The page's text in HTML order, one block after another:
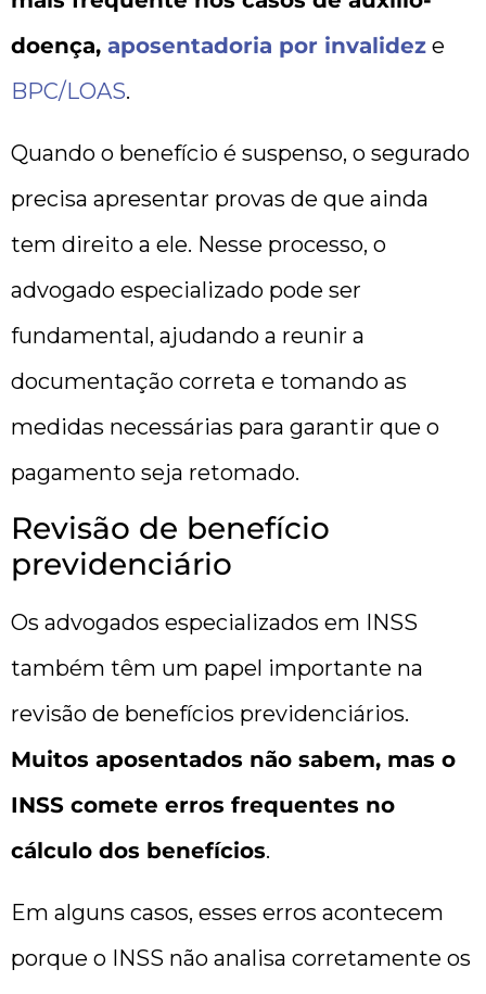
doença, aposentadoria por invalidez e
BPC/LOAS.
Quando o benefício é suspenso, o segurado
precisa apresentar provas de que ainda
tem direito a ele. Nesse processo, o
advogado especializado pode ser
fundamental, ajudando a reunir a
documentação correta e tomando as
medidas necessárias para garantir que o
pagamento seja retomado.
Revisão de benefício
previdenciário
Os advogados especializados em INSS
também têm um papel importante na
revisão de benefícios previdenciários.
Muitos aposentados não sabem, mas o
INSS comete erros frequentes no
cálculo dos benefícios.
Em alguns casos, esses erros acontecem
porque o INSS não analisa corretamente os